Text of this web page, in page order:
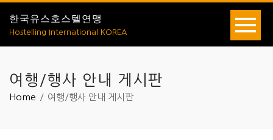
한국유스호스텔연맹
Hostelling International KOREA
여행/행사 안내 게시판
Home 여행/행사 안내 게시판